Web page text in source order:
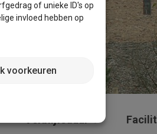
of unieke ID's op
invloed hebben op
voorkeuren